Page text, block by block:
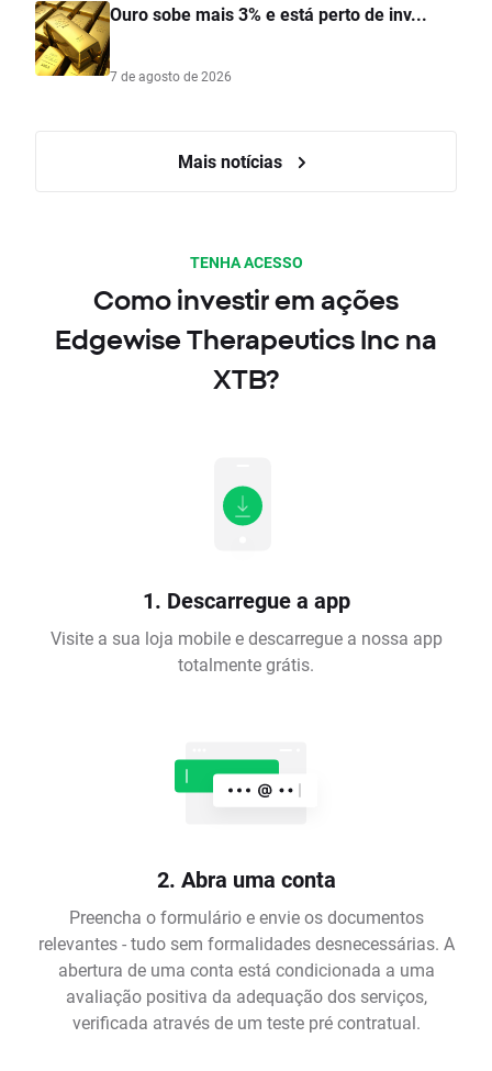
Ouro sobe mais 3% e está perto de inv...
7 de agosto de 2026
Mais notícias
TENHA ACESSO
Como investir em ações
Edgewise Therapeutics Inc na
XTB?
1. Descarregue a app
Visite a sua loja mobile e descarregue a nossa app
totalmente grátis.
2. Abra uma conta
Preencha o formulário e envie os documentos
relevantes - tudo sem formalidades desnecessárias. A
abertura de uma conta está condicionada a uma
avaliação positiva da adequação dos serviços,
verificada através de um teste pré contratual.